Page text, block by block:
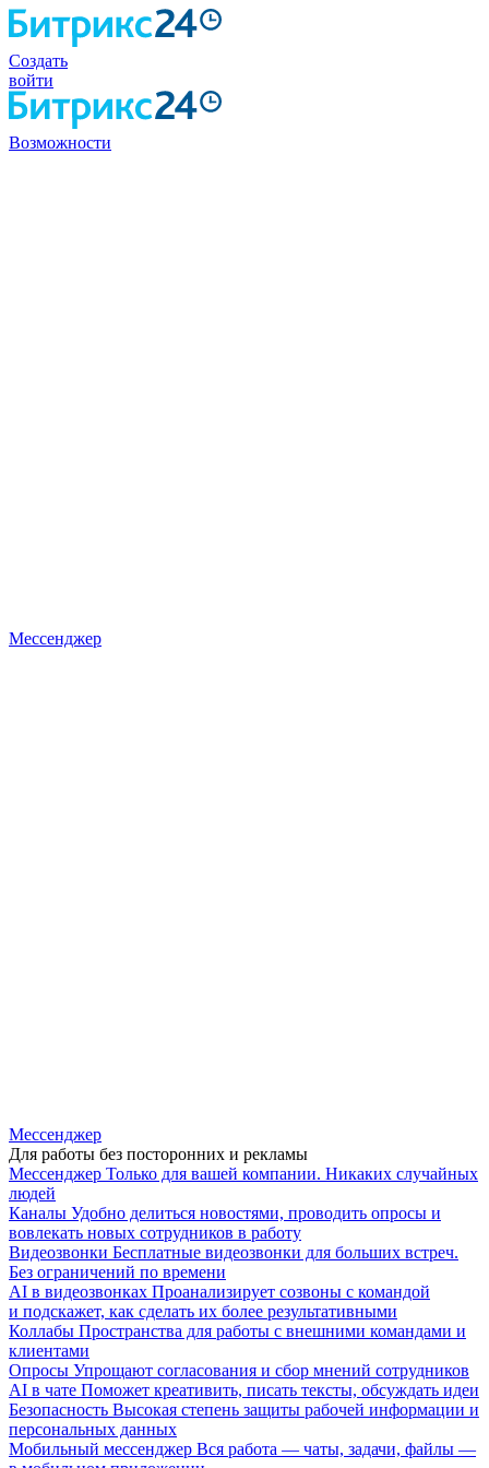
Создать
войти
Возможности
Мессенджер
Мессенджер
Для работы без посторонних и рекламы
Мессенджер Только для вашей компании. Никаких случайных
людей
Каналы Удобно делиться новостями, проводить опросы и
вовлекать новых сотрудников в работу
Видеозвонки Бесплатные видеозвонки для больших встреч.
Без ограничений по времени
AI в видеозвонках Проанализирует созвоны с командой
и подскажет, как сделать их более результативными
Коллабы Пространства для работы с внешними командами и
клиентами
Опросы Упрощают согласования и сбор мнений сотрудников
AI в чате Поможет креативить, писать тексты, обсуждать идеи
Безопасность Высокая степень защиты рабочей информации и
персональных данных
Мобильный мессенджер Вся работа — чаты, задачи, файлы —